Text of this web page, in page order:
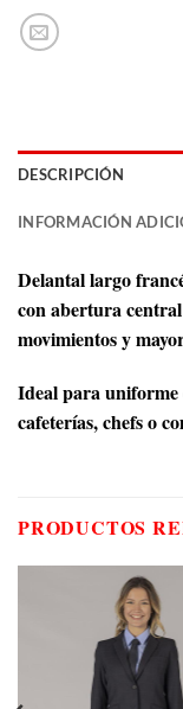
DESCRIPCIÓN
INFORMACIÓN
Delantal largo
con abertura
movimientos y
Ideal para uniforme
cafeterías, chefs o
PRODUCTOS